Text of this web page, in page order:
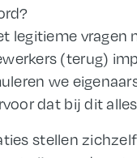
legitieme vragen
(terug)
we
dat bij dit
stellen